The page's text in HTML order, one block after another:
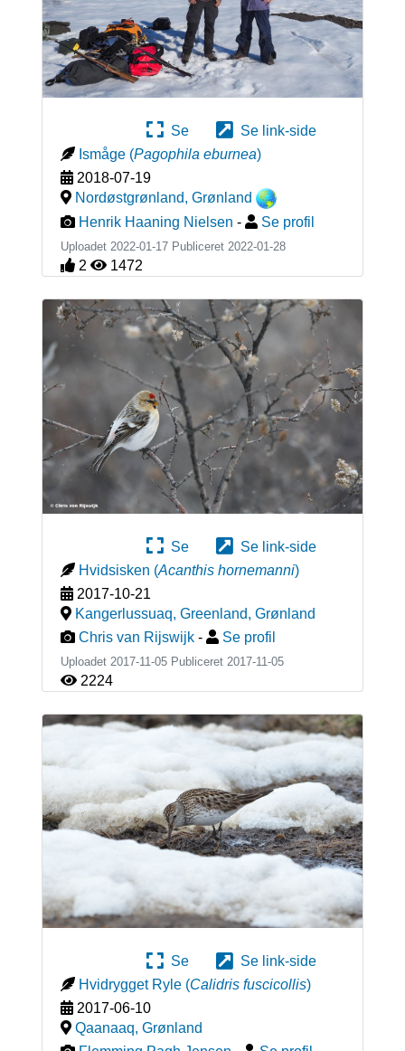
Se
Se link-side
Ismåge (Pagophila eburnea)
2018-07-19
Nordøstgrønland, Grønland
Henrik Haaning Nielsen - Se profil
Uploadet 2022-01-17 Publiceret 2022-01-28
2 1472
Se
Se link-side
Hvidsisken (Acanthis hornemanni)
2017-10-21
Kangerlussuaq, Greenland, Grønland
Chris van Rijswijk - Se profil
Uploadet 2017-11-05 Publiceret 2017-11-05
2224
Se
Se link-side
Hvidrygget Ryle (Calidris fuscicollis)
2017-06-10
Qaanaaq, Grønland